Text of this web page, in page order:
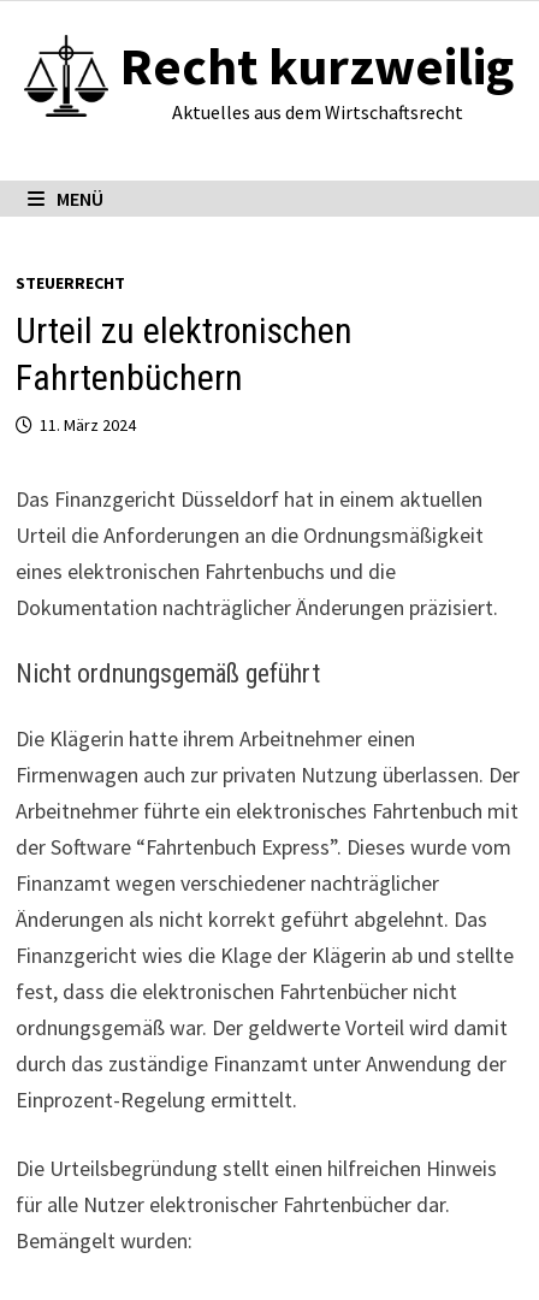
Inhalt
springen
Recht kurzweilig
Aktuelles aus dem Wirtschaftsrecht
MENÜ
STEUERRECHT
Urteil zu elektronischen
Fahrtenbüchern
11. März 2024
Das Finanzgericht Düsseldorf hat in einem aktuellen
Urteil die Anforderungen an die Ordnungsmäßigkeit
eines elektronischen Fahrtenbuchs und die
Dokumentation nachträglicher Änderungen präzisiert.
Nicht ordnungsgemäß geführt
Die Klägerin hatte ihrem Arbeitnehmer einen
Firmenwagen auch zur privaten Nutzung überlassen. Der
Arbeitnehmer führte ein elektronisches Fahrtenbuch mit
der Software “Fahrtenbuch Express”. Dieses wurde vom
Finanzamt wegen verschiedener nachträglicher
Änderungen als nicht korrekt geführt abgelehnt. Das
Finanzgericht wies die Klage der Klägerin ab und stellte
fest, dass die elektronischen Fahrtenbücher nicht
ordnungsgemäß war. Der geldwerte Vorteil wird damit
durch das zuständige Finanzamt unter Anwendung der
Einprozent-Regelung ermittelt.
Die Urteilsbegründung stellt einen hilfreichen Hinweis
für alle Nutzer elektronischer Fahrtenbücher dar.
Bemängelt wurden: